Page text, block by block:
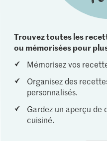
Trouvez toutes les
ou mémorisées pour
Mémorisez vos
Organisez des
personnalisés.
Gardez un aperçu de
cuisiné.